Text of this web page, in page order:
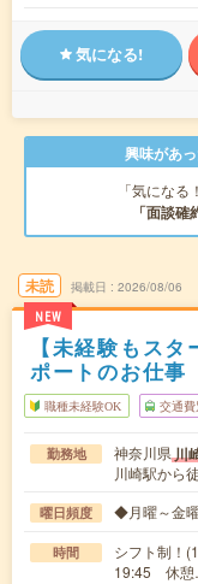
気になる!
興味があ
「気にな
「面談確
未読
NEW
掲載日 2026/08/06
【未経験もス
ポートのお仕事
職種未経験OK 交通費
勤務地 神奈川県川
川崎駅から
曜日頻度 ◆月曜～金
時間
シフト制！
19:45 休